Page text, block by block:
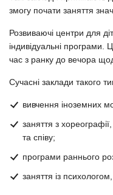
змогу почати заняття
Розвиваючі центри для
індивідуальні програми.
час з ранку до вечора
Сучасні заклади такого
вивчення іноземних
заняття з
та співу;
програми раннього
заняття із